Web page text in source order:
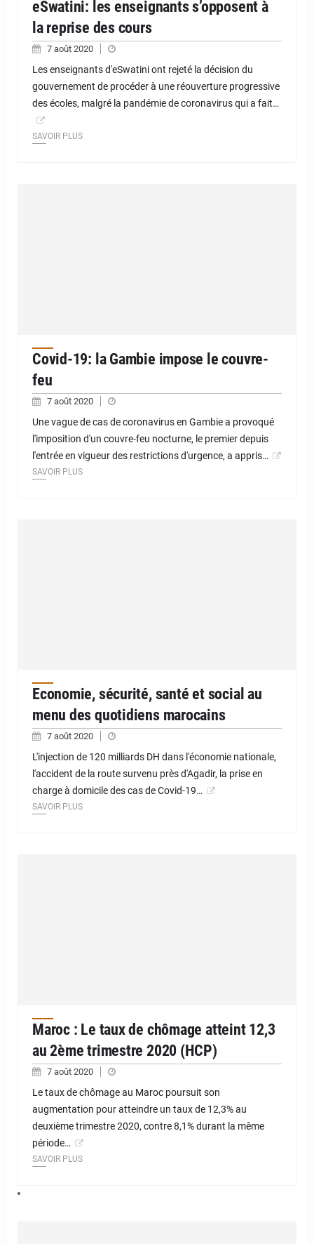
eSwatini: les enseignants s’opposent à
la reprise des cours
7 août 2020
Les enseignants d'eSwatini ont rejeté la décision du
gouvernement de procéder à une réouverture progressive
des écoles, malgré la pandémie de coronavirus qui a fait…
SAVOIR PLUS
Covid-19: la Gambie impose le couvre-
feu
7 août 2020
Une vague de cas de coronavirus en Gambie a provoqué
l'imposition d'un couvre-feu nocturne, le premier depuis
l'entrée en vigueur des restrictions d'urgence, a appris…
SAVOIR PLUS
Economie, sécurité, santé et social au
menu des quotidiens marocains
7 août 2020
L'injection de 120 milliards DH dans l'économie nationale,
l'accident de la route survenu près d'Agadir, la prise en
charge à domicile des cas de Covid-19…
SAVOIR PLUS
Maroc : Le taux de chômage atteint 12,3
au 2ème trimestre 2020 (HCP)
7 août 2020
Le taux de chômage au Maroc poursuit son
augmentation pour atteindre un taux de 12,3% au
deuxième trimestre 2020, contre 8,1% durant la même
période…
SAVOIR PLUS